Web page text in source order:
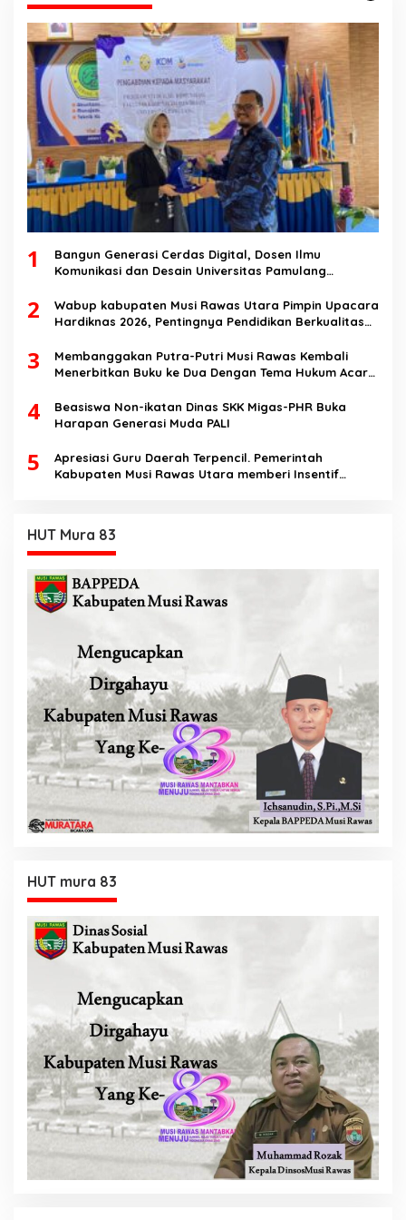
1
Bangun Generasi Cerdas Digital, Dosen Ilmu
Komunikasi dan Desain Universitas Pamulang
Speech di SMK Ikhlas Jawilan
2
Wabup kabupaten Musi Rawas Utara Pimpin Upacara
Hardiknas 2026, Pentingnya Pendidikan Berkualitas
3
Membanggakan Putra-Putri Musi Rawas Kembali
Menerbitkan Buku ke Dua Dengan Tema Hukum Acara
4
Beasiswa Non-ikatan Dinas SKK Migas-PHR Buka
Harapan Generasi Muda PALI
5
Apresiasi Guru Daerah Terpencil. Pemerintah
Kabupaten Musi Rawas Utara memberi Insentif
HUT Mura 83
HUT mura 83